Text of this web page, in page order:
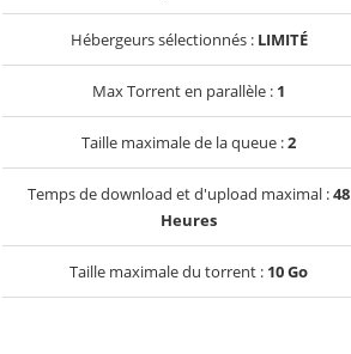
Hébergeurs sélectionnés : LIMITÉ
Max Torrent en parallèle : 1
Taille maximale de la queue :2
Temps de download et d'upload maximal :48
Heures
Taille maximale du torrent : 10 Go